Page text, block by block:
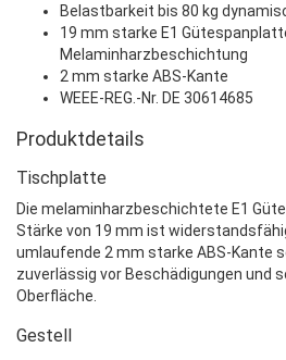
Belastbarkeit bis 80 kg
19 mm starke E1
Melaminharzbeschichtung
2 mm starke ABS-Kante
WEEE-REG.-Nr. DE 30614685
Produktdetails
Tischplatte
Die melaminharzbeschichtete E1
Stärke von 19 mm ist
umlaufende 2 mm starke ABS-Kante
zuverlässig vor Beschädigungen und
Oberfläche.
Gestell